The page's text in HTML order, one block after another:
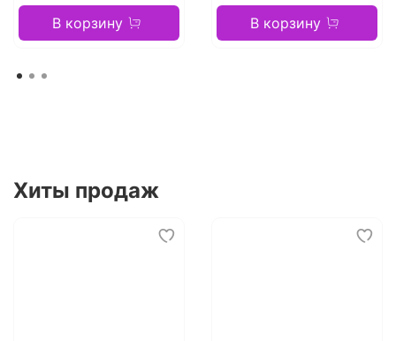
В корзину В корзину
Хиты продаж